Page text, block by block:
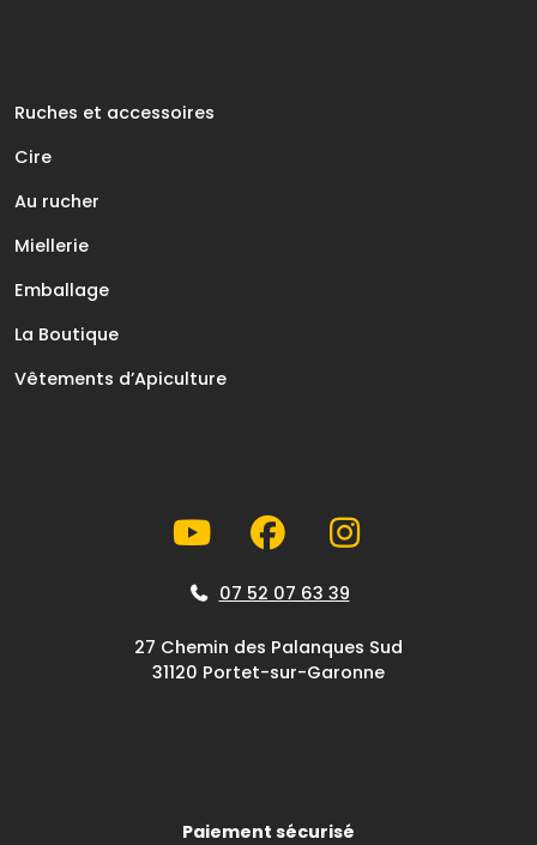
Ruches et accessoires
Cire
Au rucher
Miellerie
Emballage
La Boutique
Vêtements d’Apiculture
07 52 07 63 39
27 Chemin des Palanques Sud
31120 Portet-sur-Garonne
Paiement sécurisé